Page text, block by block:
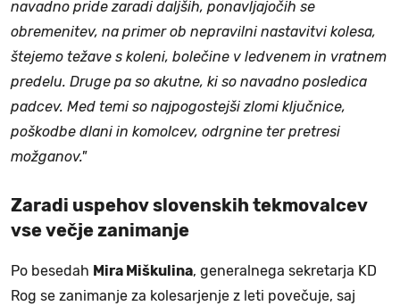
navadno pride zaradi daljših, ponavljajočih se
obremenitev, na primer ob nepravilni nastavitvi kolesa,
štejemo težave s koleni, bolečine v ledvenem in vratnem
predelu. Druge pa so akutne, ki so navadno posledica
padcev. Med temi so najpogostejši zlomi ključnice,
poškodbe dlani in komolcev, odrgnine ter pretresi
možganov."
Zaradi uspehov slovenskih tekmovalcev
vse večje zanimanje
Po besedah Mira Miškulina, generalnega sekretarja KD
Rog se zanimanje za kolesarjenje z leti povečuje, saj